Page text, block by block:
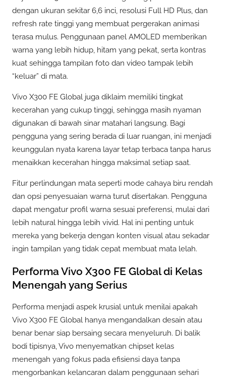
dengan ukuran sekitar 6,6 inci, resolusi Full HD Plus, dan
refresh rate tinggi yang membuat pergerakan animasi
terasa mulus. Penggunaan panel AMOLED memberikan
warna yang lebih hidup, hitam yang pekat, serta kontras
kuat sehingga tampilan foto dan video tampak lebih
“keluar” di mata.
Vivo X300 FE Global juga diklaim memiliki tingkat
kecerahan yang cukup tinggi, sehingga masih nyaman
digunakan di bawah sinar matahari langsung. Bagi
pengguna yang sering berada di luar ruangan, ini menjadi
keunggulan nyata karena layar tetap terbaca tanpa harus
menaikkan kecerahan hingga maksimal setiap saat.
Fitur perlindungan mata seperti mode cahaya biru rendah
dan opsi penyesuaian warna turut disertakan. Pengguna
dapat mengatur profil warna sesuai preferensi, mulai dari
lebih natural hingga lebih vivid. Hal ini penting untuk
mereka yang bekerja dengan konten visual atau sekadar
ingin tampilan yang tidak cepat membuat mata lelah.
Performa Vivo X300 FE Global di Kelas
Menengah yang Serius
Performa menjadi aspek krusial untuk menilai apakah
Vivo X300 FE Global hanya mengandalkan desain atau
benar benar siap bersaing secara menyeluruh. Di balik
bodi tipisnya, Vivo menyematkan chipset kelas
menengah yang fokus pada efisiensi daya tanpa
mengorbankan kelancaran dalam penggunaan sehari